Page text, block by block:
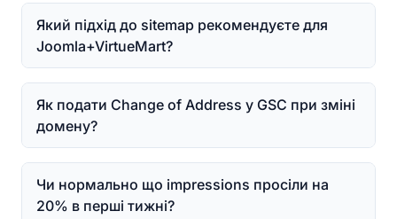
Який підхід до sitemap рекомендуєте для
Joomla+VirtueMart?
Як подати Change of Address у GSC при зміні
домену?
Чи нормально що impressions просіли на
20% в перші тижні?